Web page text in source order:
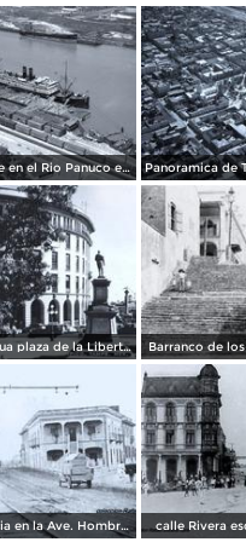
Buque en el Rio Panuco en 1930
Antigua plaza de la Libertad Barranco de
Tranvia en la Ave. Hombres Ilustres hoy Ave.Hidalgo x la prevo 1 calle Rivera